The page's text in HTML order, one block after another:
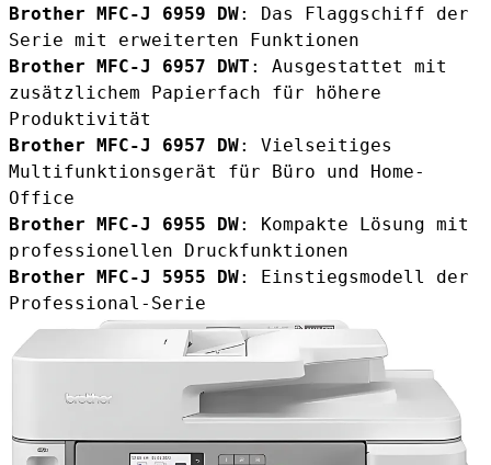
Brother MFC-J 6959 DW: Das Flaggschiff der
Serie mit erweiterten Funktionen
Brother MFC-J 6957 DWT : Ausgestattet mit
zusätzlichem Papierfach für höhere
Produktivität
Brother MFC-J 6957 DW: Vielseitiges
Multifunktionsgerät für Büro und Home-
Office
Brother MFC-J 6955 DW: Kompakte Lösung mit
professionellen Druckfunktionen
Brother MFC-J 5955 DW: Einstiegsmodell der
Professional-Serie